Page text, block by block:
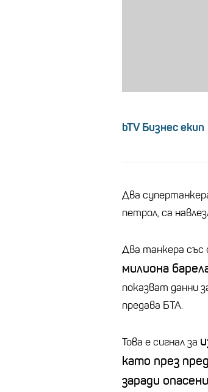
bTV Бизнес екип
Два
петрол, са
Два танкера със
милиона
показват данни
предава БТА.
Това е сигнал за
като през
заради